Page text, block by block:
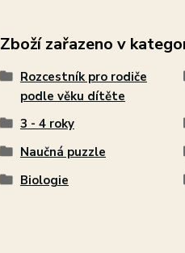
Zboží zařazeno v
Rozcestník pro rodiče
podle věku dítěte
3 - 4 roky
Naučná puzzle
Biologie